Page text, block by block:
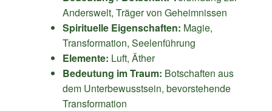
Anderswelt, Träger von Geheimnissen
Spirituelle Eigenschaften: Magie,
Transformation, Seelenführung
Elemente: Luft, Äther
Bedeutung im Traum: Botschaften aus
dem Unterbewusstsein, bevorstehende
Transformation